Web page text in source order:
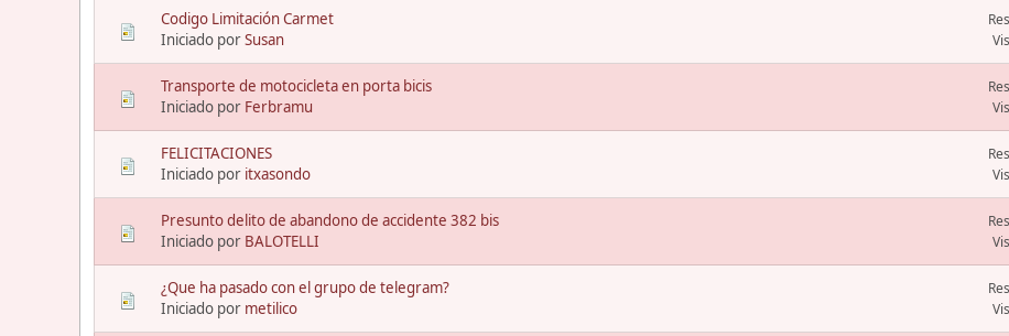
Codigo Limitación Carmet
Iniciado porSusan
Transporte de motocicleta en porta bicis
Iniciado por Ferbramu
FELICITACIONES
Iniciado por itxasondo
Presunto delito de abandono de accidente 382 bis
Iniciado por BALOTELLI
¿Que ha pasado con el grupo de telegram?
Iniciado por metilico